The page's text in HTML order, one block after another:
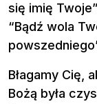
się imię
“Bądź wola
Błagamy Cię,
Bożą była